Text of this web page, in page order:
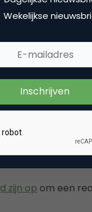
zijn op om een
Wekelijkse